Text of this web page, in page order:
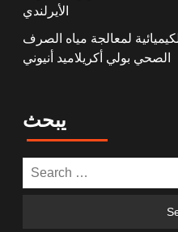
الأيرلندي
لمعالجة مياه الصرف
الصحي بولي أكريلاميد أنيوني
يبحث